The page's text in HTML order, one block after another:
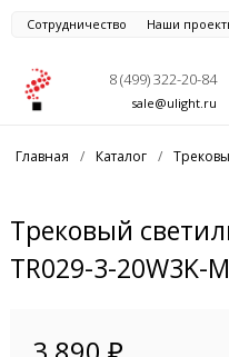
Сотрудничество Наши
8 (499) 322-20-84
sale@ulight.ru
Главная / Каталог /
Трековый
TR029-3-20W3K-